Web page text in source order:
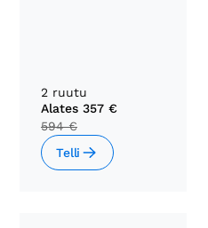
2 ruutu
Alates 357 €
594 €
Telli